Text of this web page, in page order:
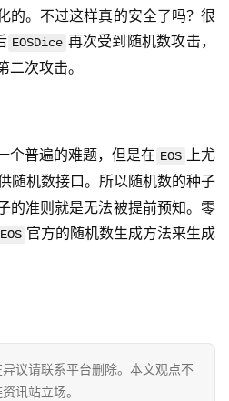
的。不过这样真的安全了吗？很
EOSDice 再次受到随机数攻击，
次攻击。
个普遍的难题，但是在 EOS 上尤
随机数接口。所以随机数的种子
的准则就是无法被提前预知。零
EOS 官方的随机数生成方法来生成
议请联系平台删除。本文观点不
讯站立场。